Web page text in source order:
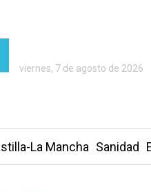
viernes, 7 de agosto de 2026
La Mancha Sanidad